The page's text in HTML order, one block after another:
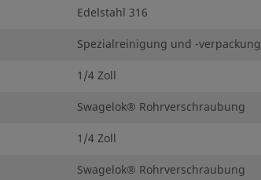
Edelstahl 316
Spezialreinigung und -verpackung
1/4 Zoll
Swagelok® Rohrverschraubung
1/4 Zoll
Swagelok® Rohrverschraubung